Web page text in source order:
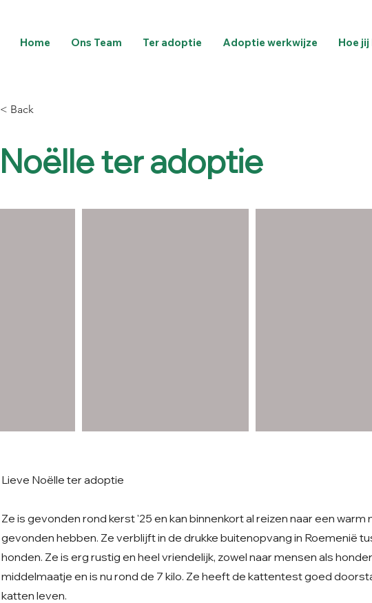
Home Ons Team Ter adoptie Adoptie werkwijze Hoe
< Back
Noëlle ter adoptie
Lieve Noëlle ter adoptie
Ze is gevonden rond kerst '25 en kan binnenkort al reizen naar een warm
gevonden hebben. Ze verblijft in de drukke buitenopvang in Roemenië
honden. Ze is erg rustig en heel vriendelijk, zowel naar mensen als
middelmaatje en is nu rond de 7 kilo. Ze heeft de kattentest goed
katten leven.